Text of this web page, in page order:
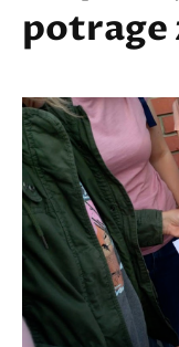
potrage